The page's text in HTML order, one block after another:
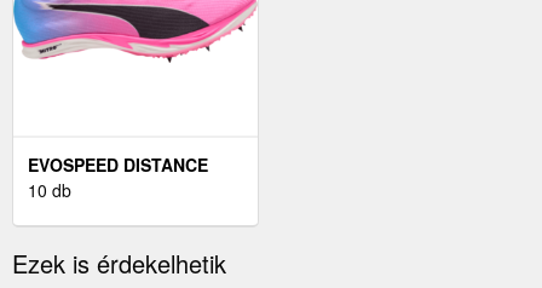
EVOSPEED DISTANCE
NITRO ELITE
10 db
Ezek is érdekelhetik